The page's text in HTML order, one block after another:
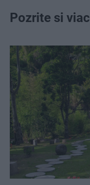
Pozrite si viac